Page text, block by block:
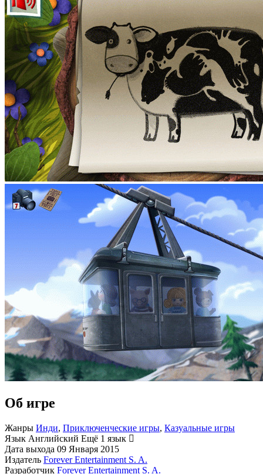
Об игре
Жанры Инди, Приключенческие игры, Казуальные игры
Язык Английский Ещё 1 язык
Дата выхода 09 Января 2015
Издатель Forever Entertainment S. A.
Разработчик Forever Entertainment S. A.